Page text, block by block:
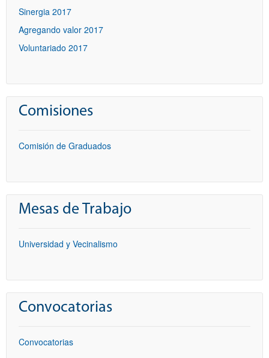
Sinergia 2017
Agregando valor 2017
Voluntariado 2017
Comisiones
Comisión de Graduados
Mesas de Trabajo
Universidad y Vecinalismo
Convocatorias
Convocatorias